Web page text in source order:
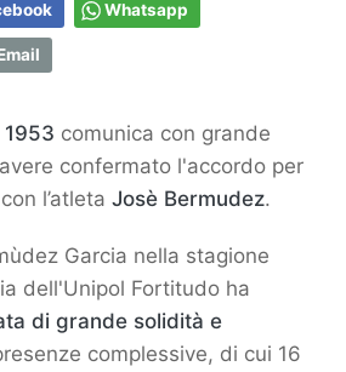
Whatsapp
comunica con grande
confermato l'accordo per
l’atleta Josè Bermudez.
Garcia nella stagione
dell'Unipol Fortitudo ha
di grande solidità e
complessive, di cui 16